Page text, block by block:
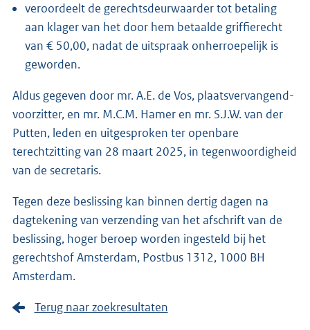
veroordeelt de gerechtsdeurwaarder tot betaling
aan klager van het door hem betaalde griffierecht
van € 50,00, nadat de uitspraak onherroepelijk is
geworden.
Aldus gegeven door mr. A.E. de Vos, plaatsvervangend-
voorzitter, en mr. M.C.M. Hamer en mr. S.J.W. van der
Putten, leden en uitgesproken ter openbare
terechtzitting van 28 maart 2025, in tegenwoordigheid
van de secretaris.
Tegen deze beslissing kan binnen dertig dagen na
dagtekening van verzending van het afschrift van de
beslissing, hoger beroep worden ingesteld bij het
gerechtshof Amsterdam, Postbus 1312, 1000 BH
Amsterdam.
Terug naar zoekresultaten